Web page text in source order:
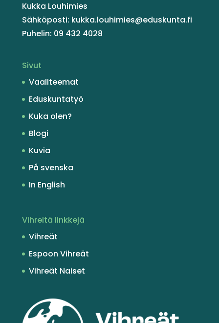
Kukka Louhimies
Sähköposti: kukka.louhimies@eduskunta.fi
Puhelin: 09 432 4028
Sivut
Vaaliteemat
Eduskuntatyö
Kuka olen?
Blogi
Kuvia
På svenska
In English
Vihreitä linkkejä
Vihreät
Espoon Vihreät
Vihreät Naiset